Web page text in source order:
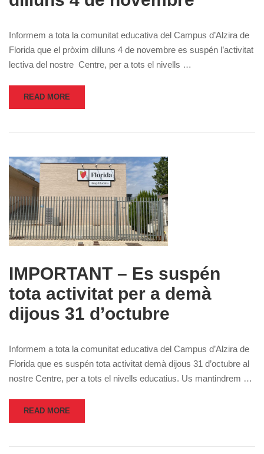
Informem a tota la comunitat educativa del Campus d’Alzira de
Florida que el pròxim dilluns 4 de novembre es suspén l’activitat
lectiva del nostre Centre, per a tots el nivells …
READ MORE
IMPORTANT – Es suspén
tota activitat per a demà
dijous 31 d’octubre
Informem a tota la comunitat educativa del Campus d’Alzira de
Florida que es suspén tota activitat demà dijous 31 d’octubre al
nostre Centre, per a tots el nivells educatius. Us mantindrem …
READ MORE